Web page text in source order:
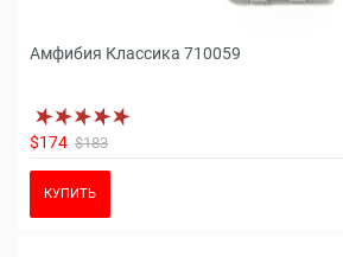
Амфибия Классика 710059
$174 $183
КУПИТЬ